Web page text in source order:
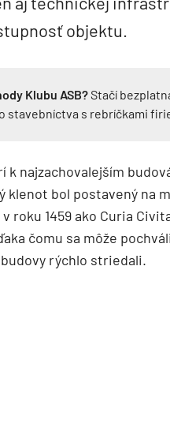
objektu.
Klubu ASB?Stačí
stavebníctva s rebríčkami
k najzachovalejším
klenot bol postavený na
roku 1459 ako Curia
čomu sa môže
rýchlo striedali.